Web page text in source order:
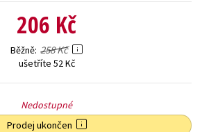
206 Kč
Běžně 258 Kč
ušetříte 52 Kč
Nedostupné
Prodej ukončen